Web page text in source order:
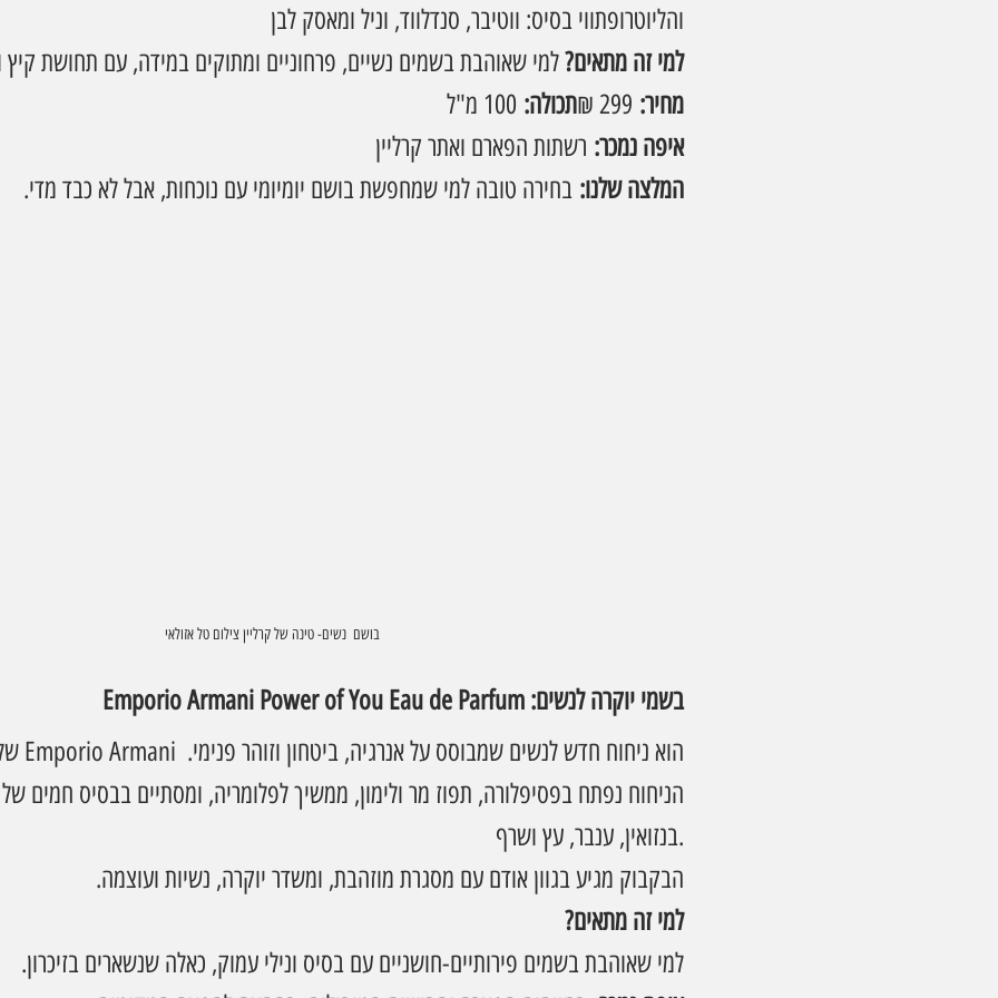
והליוטרופתווי בסיס: ווטיבר, סנדלווד, וניל ומאסק לבן
למי זה מתאים? למי שאוהבת בשמים נשיים, פרחוניים ומתוקים במידה, עם תחושת
מחיר:
תכולה:
איפה נמכר: רשתות הפארם ואתר קרליין
המלצה שלנו: בחירה טובה למי שמחפשת בושם יומיומי עם נוכחות, אבל לא כבד מדי.
בושם  נשים- טינה של קרליין צילום טל אזולאי
בשמי יוקרה לנשים: Emporio Armani Power of You Eau de Parfum
הניחוח נפתח בפסיפלורה, תפוז מר ולימון, ממשיך לפלומריה, ומסתיים בבסיס חמים
בנזואין, ענבר, עץ ושרף.
הבקבוק מגיע בגוון אודם עם מסגרת מוזהבת, ומשדר יוקרה, נשיות ועוצמה.
למי זה מתאים?
למי שאוהבת בשמים פירותיים-חושניים עם בסיס ונילי עמוק, כאלה שנשארים בזיכרון.